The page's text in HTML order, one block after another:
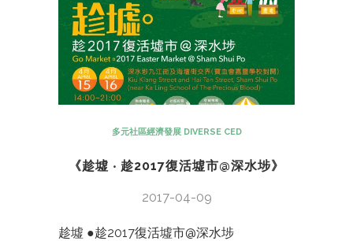
多元社區經濟發展 DIVERSE CED
《趁墟 ‧ 趁2017復活墟市@深水埗》
2017-04-09
趁墟 ●趁2017復活墟市@深水埗